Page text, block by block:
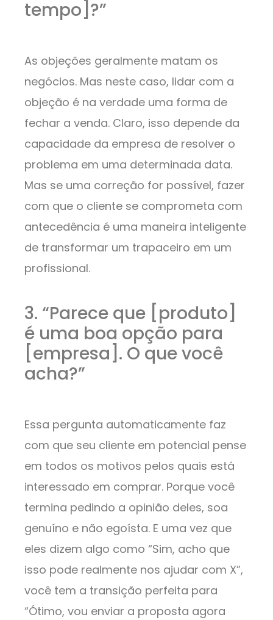
tempo]?”
As objeções geralmente matam os
negócios. Mas neste caso, lidar com a
objeção é na verdade uma forma de
fechar a venda. Claro, isso depende da
capacidade da empresa de resolver o
problema em uma determinada data.
Mas se uma correção for possível, fazer
com que o cliente se comprometa com
antecedência é uma maneira inteligente
de transformar um trapaceiro em um
profissional.
3. “Parece que [produto]
é uma boa opção para
[empresa]. O que você
acha?”
Essa pergunta automaticamente faz
com que seu cliente em potencial pense
em todos os motivos pelos quais está
interessado em comprar. Porque você
termina pedindo a opinião deles, soa
genuíno e não egoísta. E uma vez que
eles dizem algo como “Sim, acho que
isso pode realmente nos ajudar com X”,
você tem a transição perfeita para
“Ótimo, vou enviar a proposta agora